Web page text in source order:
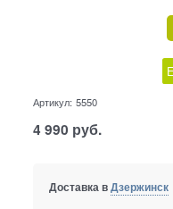
Артикул: 5550
4 990 руб.
Доставка вДзержинск